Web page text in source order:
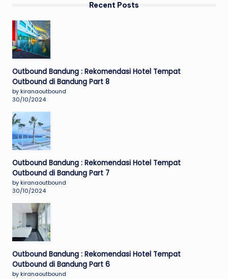
Recent Posts
Outbound Bandung : Rekomendasi Hotel Tempat
Outbound di Bandung Part 8
by kiranaoutbound
30/10/2024
Outbound Bandung : Rekomendasi Hotel Tempat
Outbound di Bandung Part 7
by kiranaoutbound
30/10/2024
Outbound Bandung : Rekomendasi Hotel Tempat
Outbound di Bandung Part 6
by kiranaoutbound